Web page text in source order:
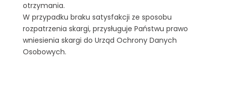
otrzymania.
W przypadku braku satysfakcji ze sposobu
rozpatrzenia skargi, przysługuje Państwu prawo
wniesienia skargi do Urząd Ochrony Danych
Osobowych.